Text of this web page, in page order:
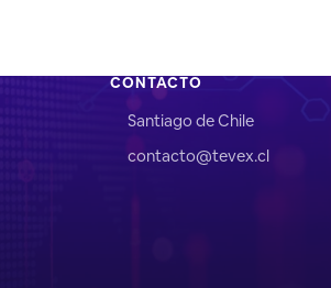
CONTACTO
Santiago de Chile
contacto@tevex.cl